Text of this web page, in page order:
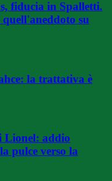
fiducia in Spalletti.
su
la trattativa è
Lionel: addio
pulce verso la